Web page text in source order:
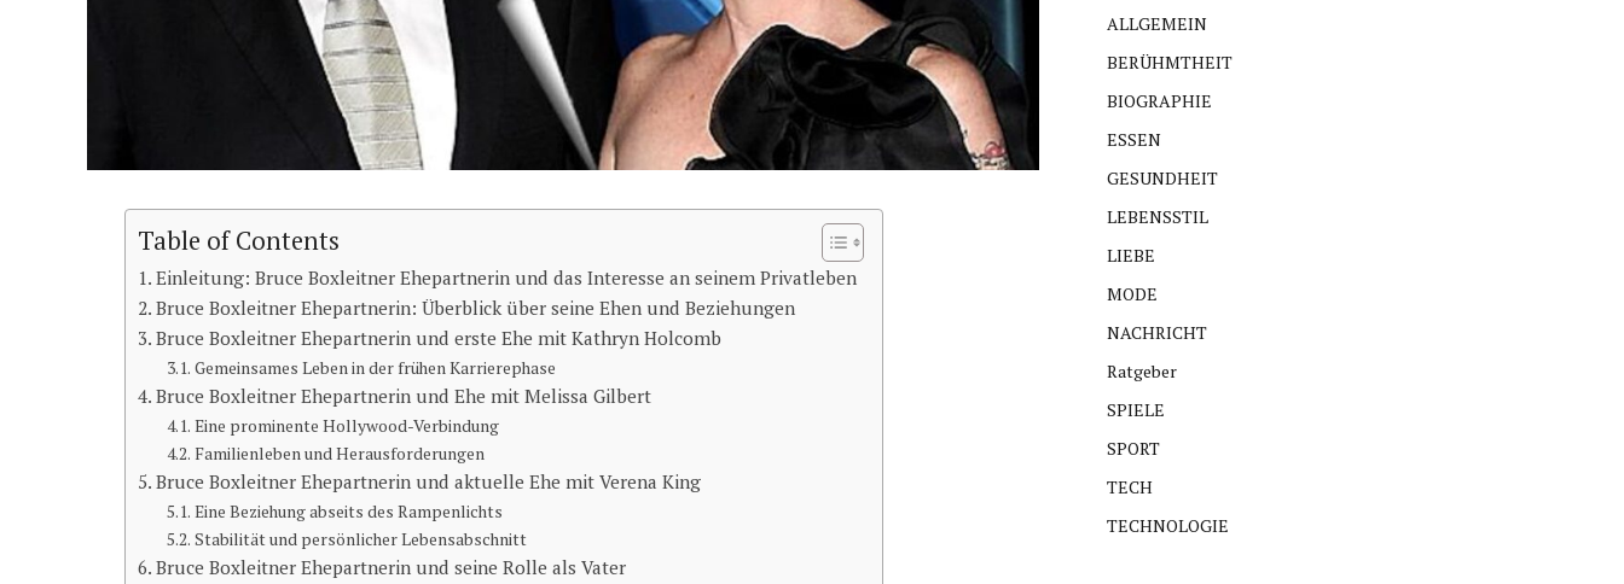
Table of Contents
Einleitung: Bruce Boxleitner Ehepartnerin und das Interesse an seinem Privatleben
Bruce Boxleitner Ehepartnerin: Überblick über seine Ehen und Beziehungen
Bruce Boxleitner Ehepartnerin und erste Ehe mit Kathryn Holcomb
Gemeinsames Leben in der frühen Karrierephase
Bruce Boxleitner Ehepartnerin und Ehe mit Melissa Gilbert
Eine prominente Hollywood-Verbindung
Familienleben und Herausforderungen
Bruce Boxleitner Ehepartnerin und aktuelle Ehe mit Verena King
Eine Beziehung abseits des Rampenlichts
Stabilität und persönlicher Lebensabschnitt
Bruce Boxleitner Ehepartnerin und seine Rolle als Vater
ALLGEMEIN
BERÜHMTHEIT
BIOGRAPHIE
ESSEN
GESUNDHEIT
LEBENSSTIL
LIEBE
MODE
NACHRICHT
Ratgeber
SPIELE
SPORT
TECH
TECHNOLOGIE